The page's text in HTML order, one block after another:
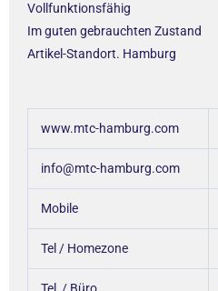
Vollfunktionsfähig
Im guten gebrauchten Zustand
Artikel-Standort. Hamburg
www.mtc-hamburg.com
info@mtc-hamburg.com
Mobile
Tel / Homezone